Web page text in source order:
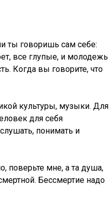
ты говоришь сам себе:
все глупые, и молодежь
Когда вы говорите, что
культуры, музыки. Для
для себя
понимать и
поверьте мне, а та душа,
Бессмертие надо